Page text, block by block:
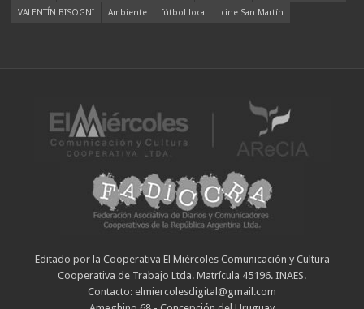
VALENTÍN BISOGNI
Ambiente fútbol local cine San Martín
Editado por la Cooperativa El Miércoles Comunicación y Cultura
Cooperativa de Trabajo Ltda. Matrícula 45196. INAES.
Contacto: elmiercolesdigital@gmail.com